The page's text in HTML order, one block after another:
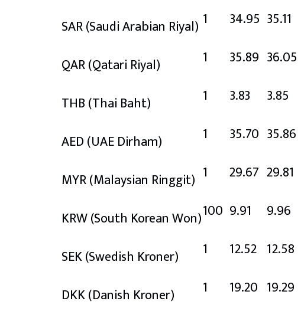
SAR(Saudi Arabian Riyal) 1 34.95 35.11
QAR(Qatari Riyal) 1 35.89 36.05
THB(Thai Baht) 1 3.83 3.85
AED(UAE Dirham) 1 35.70 35.86
MYR(Malaysian Ringgit) 1 29.67 29.81
KRW(South Korean Won)100 9.91 9.96
SEK(Swedish Kroner) 1 12.52 12.58
DKK(Danish Kroner) 1 19.20 19.29